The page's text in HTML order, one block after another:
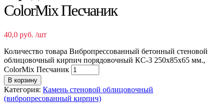
ColorMix Песчаник
40,0 руб. /шт
Количество товара Вибропрессованный бетонный стеновой
облицовочный кирпич порядовочный КС-3 250х85х65 мм.,
ColorMix Песчаник
В корзину
Категория: Камень стеновой облицовочный
(вибропресованный кирпич)